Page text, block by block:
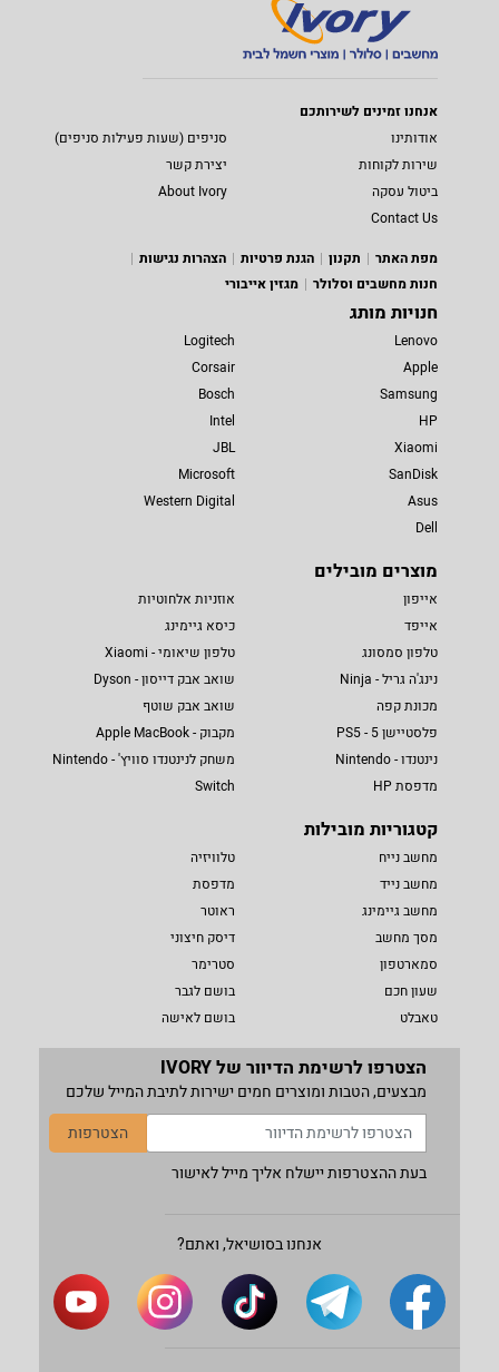
אנחנו זמינים לשירותכם
אודותינו
סניפים (שעות פעילות סניפים)
שירות לקוחות
יצירת קשר
ביטול עסקה
About Ivory
Contact Us
מפת האתר
תקנון הגנת פרטיות
הצהרות נגישות
חנות מחשבים וסלולר
מגזין אייבורי
חנויות מותג
Lenovo
Apple
Samsung
HP
Xiaomi
SanDisk
Asus
Dell
Logitech
Corsair
Bosch
Intel
JBL
Microsoft
Western Digital
מוצרים מובילים
אייפון
אייפד
טלפון סמסונג
נינג'ה גריל - Ninja
מכונת קפה
פלסטיישן 5 - PS5
נינטנדו - Nintendo
מדפסת HP
אוזניות אלחוטיות
כיסא גיימינג
טלפון שיאומי - Xiaomi
שואב אבק דייסון - Dyson
שואב אבק שוטף
מקבוק - Apple MacBook
משחק לנינטנדו סוויץ' - Nintendo
Switch
קטגוריות מובילות
מחשב נייח
מחשב נייד
מחשב גיימינג
מסך מחשב
סמארטפון
שעון חכם
טאבלט
טלוויזיה
מדפסת
ראוטר
דיסק חיצוני
סטרימר
בושם לגבר
בושם לאישה
הצטרפו לרשימת הדיוור של IVORY
מבצעים, הטבות ומוצרים חמים ישירות לתיבת המייל שלכם
הצטרפות
בעת ההצטרפות יישלח אליך מייל לאישור
אנחנו בסושיאל, ואתם?